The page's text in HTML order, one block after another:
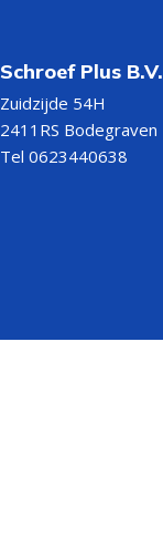
Schroef Plus B.V.
Zuidzijde 54H
2411RS Bodegraven
Tel 0623440638